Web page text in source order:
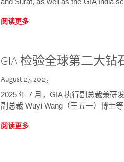
阅读更多
GIA 检验全球第二大钻
August 27, 2025
2025 年 7 月，GIA 执行副总裁兼研
副总裁 Wuyi Wang（王五一）博士
阅读更多